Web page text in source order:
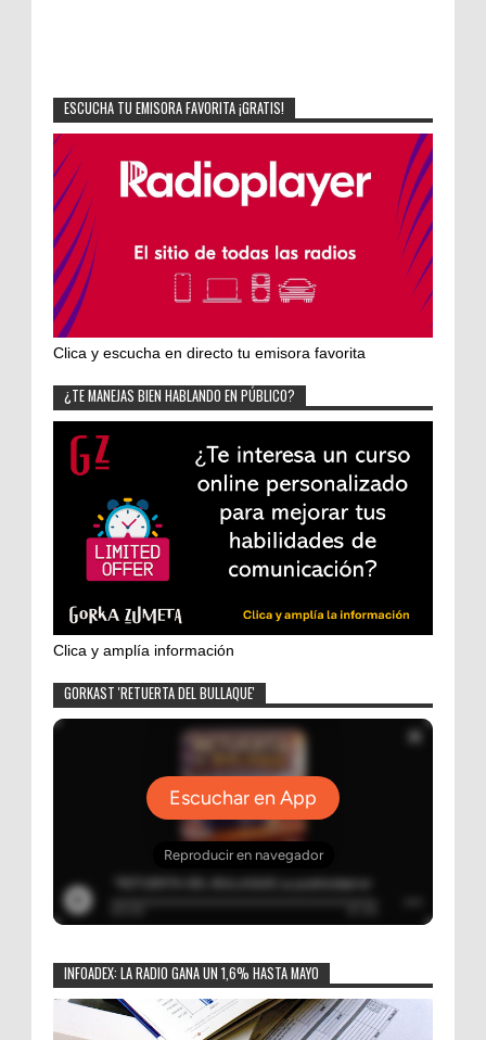
ESCUCHA TU EMISORA FAVORITA ¡GRATIS!
Clica y escucha en directo tu emisora favorita
¿TE MANEJAS BIEN HABLANDO EN PÚBLICO?
Clica y amplía información
GORKAST 'RETUERTA DEL BULLAQUE'
INFOADEX: LA RADIO GANA UN 1,6% HASTA MAYO